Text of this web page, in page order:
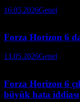
16.05.2026Genel
Forza Horizon 6
13.05.2026Genel
Forza Horizon 6
büyük hata iddiası